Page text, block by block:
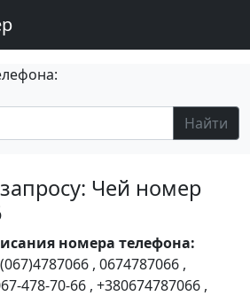
Найти
Чей номер
номера телефона:
(067)4787066 , 0674787066 ,
478-70-66 , +380674787066 ,